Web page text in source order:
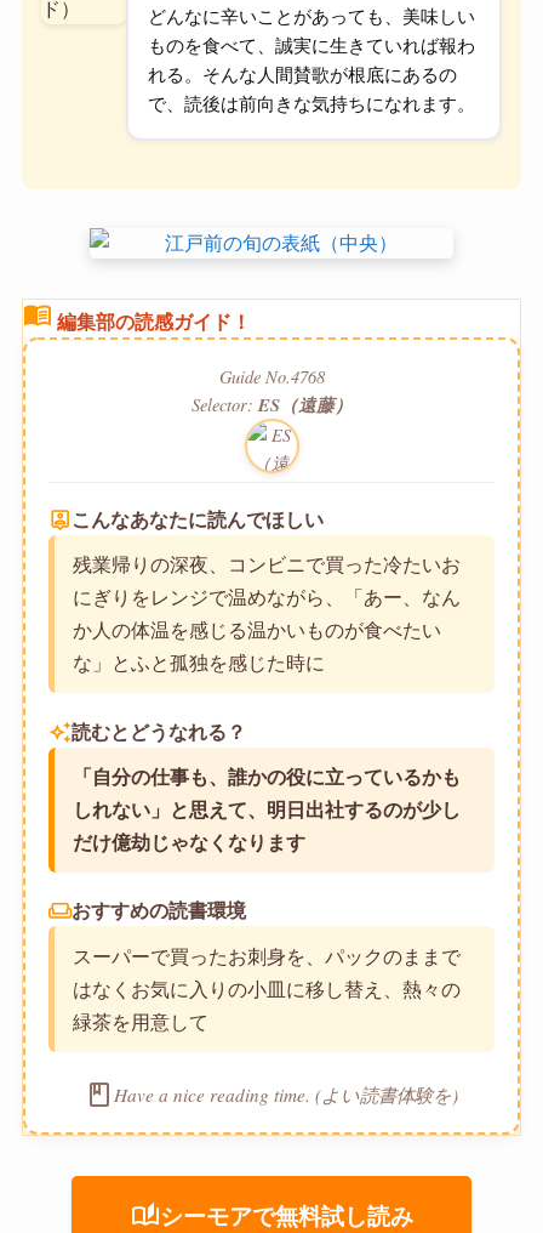
どんなに辛いことがあっても、美味しい
ものを食べて、誠実に生きていれば報わ
れる。そんな人間賛歌が根底にあるの
で、読後は前向きな気持ちになれます。
menu_book 編集部の読感ガイド！
Guide No.4768
Selector: ES（遠藤）
person_pin こんなあなたに読んでほしい
残業帰りの深夜、コンビニで買った冷たいお
にぎりをレンジで温めながら、「あー、なん
か人の体温を感じる温かいものが食べたい
な」とふと孤独を感じた時に
auto_awesome読むとどうなれる？
「自分の仕事も、誰かの役に立っているかも
しれない」と思えて、明日出社するのが少し
だけ億劫じゃなくなります
weekendおすすめの読書環境
スーパーで買ったお刺身を、パックのままで
はなくお気に入りの小皿に移し替え、熱々の
緑茶を用意して
book Have a nice reading time. (よい読書体験を)
auto_storiesシーモアで無料試し読み